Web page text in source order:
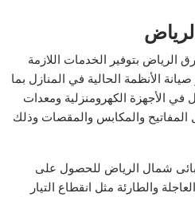
بتوفير الخدمات اللازمة
الأنظمة الحالية في المنازل بما
الأجهزة الكهرومنزلية ومعدات
المفاتيح والمكابس والمقصات وذلك
شمال الرياض للحصول على
والطارئة مثل انقطاع التيار